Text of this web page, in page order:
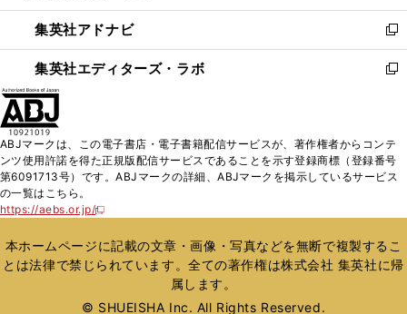
開
く
ウ
で
開
く
ン
ド
ウ
で
ウ
ィ
ン
ド
く
集英社アドナビ
新
し
い
ド
ウ
で
集英社エディターズ・ラボ
新
ィ
ン
ド
開
く
ABJマークは、この電子書店・電子書籍配信サービスが、著作権者からコンテ
ンツ使用許諾を得た正規版配信サービスであることを示す登録商標（登録番号
第6091713号）です。ABJマークの詳細、ABJマークを掲示しているサービス
の一覧はこちら。
https://aebs.or.jp/
新
い
ウ
ィ
本ホームページに記載の文章・画像・写真などを無断で複製するこ
とは法律で禁じられています。全ての著作権は株式会社 集英社に帰
属します。
© SHUEISHA Inc. All Rights Reserved.